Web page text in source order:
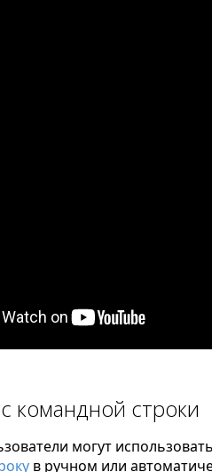
командной строки
могут
в ручном или